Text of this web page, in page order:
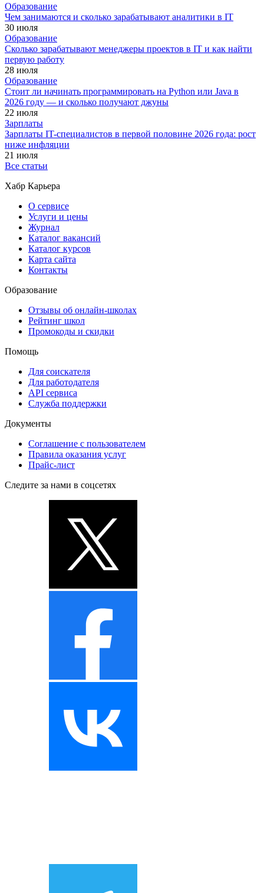
Образование
Чем занимаются и сколько зарабатывают аналитики в IT
30 июля
Образование
Сколько зарабатывают менеджеры проектов в IT и как найти
первую работу
28 июля
Образование
Стоит ли начинать программировать на Python или Java в
2026 году — и сколько получают джуны
22 июля
Зарплаты
Зарплаты IT-специалистов в первой половине 2026 года: рост
ниже инфляции
21 июля
Все статьи
Хабр Карьера
О сервисе
Услуги и цены
Журнал
Каталог вакансий
Каталог курсов
Карта сайта
Контакты
Образование
Отзывы об онлайн-школах
Рейтинг школ
Промокоды и скидки
Помощь
Для соискателя
Для работодателя
API сервиса
Служба поддержки
Документы
Соглашение с пользователем
Правила оказания услуг
Прайс-лист
Следите за нами в соцсетях